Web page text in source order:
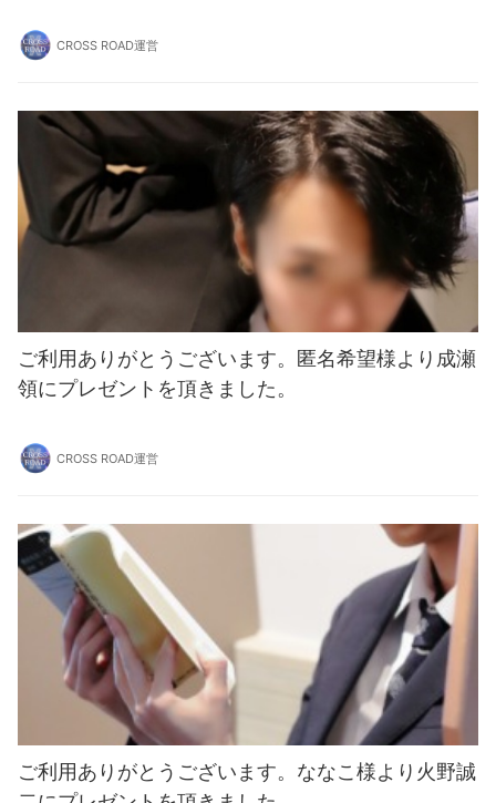
CROSS ROAD運営
ご利用ありがとうございます。匿名希望様より成瀬
領にプレゼントを頂きました。
CROSS ROAD運営
ご利用ありがとうございます。ななこ様より火野誠